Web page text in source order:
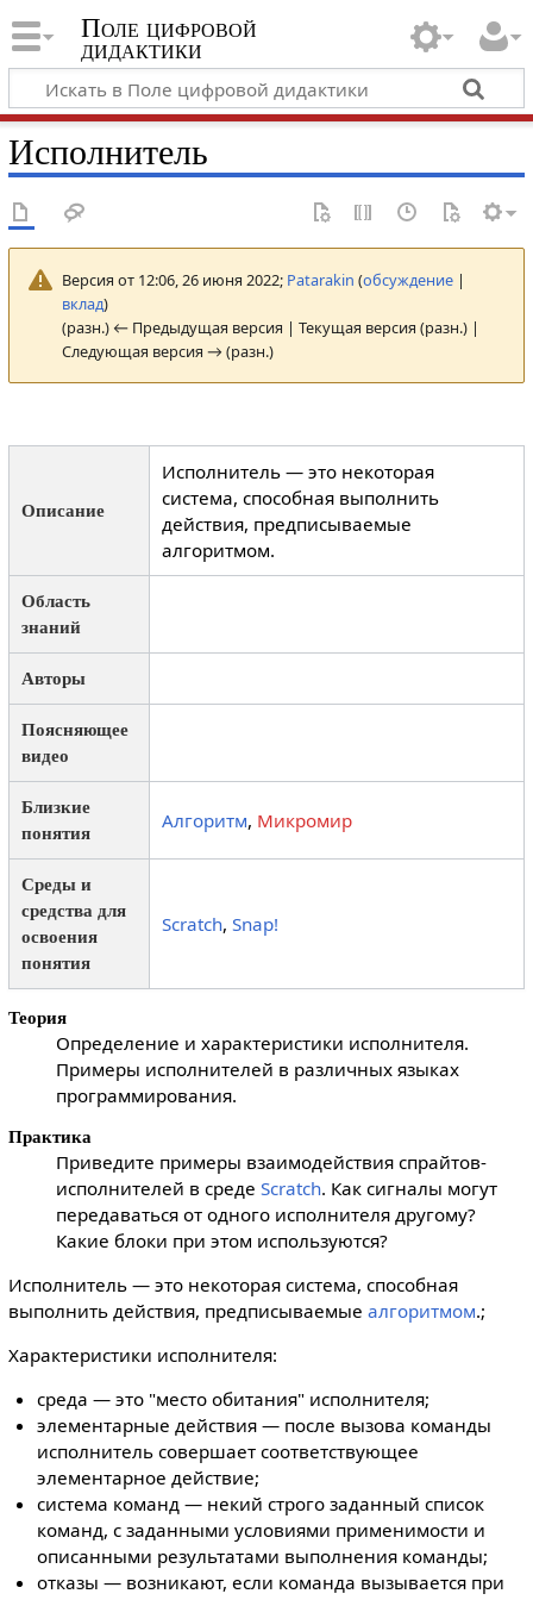
Поле цифровой
дидактики
Исполнитель
Версия от 12:06, 26 июня 2022; Patarakin (обсуждение|
вклад)
(разн.) ← Предыдущая версия | Текущая версия (разн.) |
Следующая версия → (разн.)
Описание
Исполнитель — это некоторая
система, способная выполнить
действия, предписываемые
алгоритмом.
Область
знаний
Авторы
Поясняющее
видео
Близкие
понятия
Алгоритм, Микромир
Среды и
средства для
освоения
понятия
Scratch, Snap!
Теория
Определение и характеристики исполнителя.
Примеры исполнителей в различных языках
программирования.
Практика
Приведите примеры взаимодействия спрайтов-
исполнителей в среде Scratch. Как сигналы могут
передаваться от одного исполнителя другому?
Какие блоки при этом используются?
Исполнитель — это некоторая система, способная
выполнить действия, предписываемые алгоритмом.;
Характеристики исполнителя:
сpеда — это "место обитания" исполнителя;
элементарные действия — после вызова команды
исполнитель совершает соответствующее
элементарное действие;
система команд — некий строго заданный список
команд, с заданными условиями применимости и
описанными результатами выполнения команды;
отказы — возникают, если команда вызывается пpи